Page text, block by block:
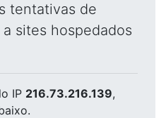
tentativas de
sites hospedados
IP 216.73.216.139,